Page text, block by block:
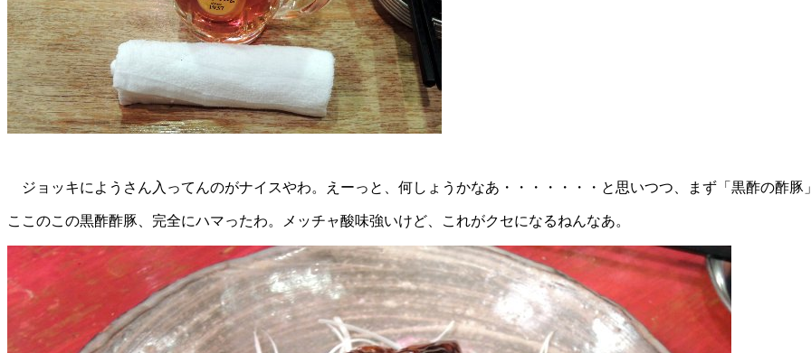
ジョッキにようさん入ってんのがナイスやわ。えーっと、何しょうかなあ・・・・・・・と思いつつ、まず「黒酢の酢豚
ここのこの黒酢酢豚、完全にハマったわ。メッチャ酸味強いけど、これがクセになるねんなあ。